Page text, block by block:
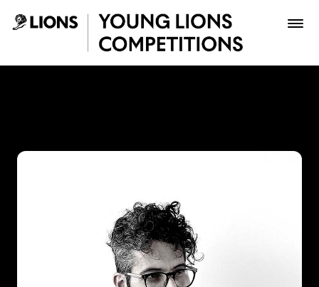
Saltar al contenido principal
Inscribir
Boletería